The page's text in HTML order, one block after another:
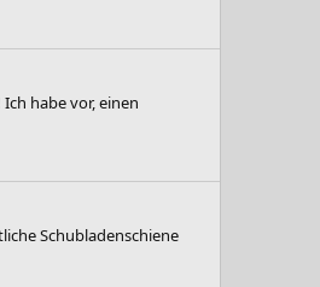
habe vor, einen
Schubladenschiene